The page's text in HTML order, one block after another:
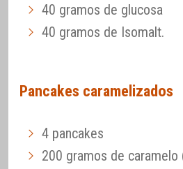
40 gramos de glucosa
40 gramos de Isomalt.
Pancakes caramelizados
4 pancakes
200 gramos de caramelo